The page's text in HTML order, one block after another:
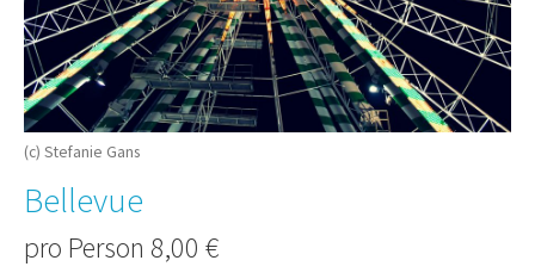
(c) Stefanie Gans
Bellevue
pro Person 8,00 €